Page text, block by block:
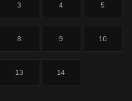
3 4 5
8 9 10
13 14